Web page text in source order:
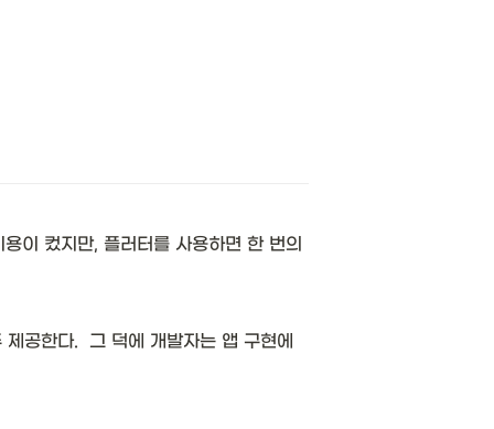
이 컸지만, 플러터를 사용하면 한 번의
공한다.  그 덕에 개발자는 앱 구현에